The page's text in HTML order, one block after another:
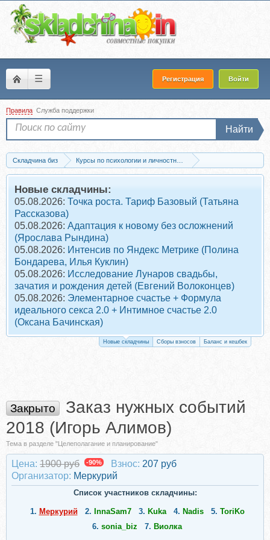
☰ Регистрация Войти
Правила Служба поддержки
Найти
Складчина биз
Курсы по психологии и личностному развитию
Целеполагание и планирование
Скачать Заказ нужных событий 2018
Новые складчины:
05.08.2026: Точка роста. Тариф Базовый (Татьяна
Рассказова)
05.08.2026: Адаптация к новому без осложнений
(Ярослава Рындина)
05.08.2026: Интенсив по Яндекс Метрике (Полина
Бондарева, Илья Куклин)
05.08.2026: Исследование Лунаров свадьбы,
зачатия и рождения детей (Евгений Волоконцев)
05.08.2026: Элементарное счастье + Формула
идеального секса 2.0 + Интимное счастье 2.0
(Оксана Бачинская)
Новые складчины Сборы взносов Баланс и кешбек
Закрыто
Заказ нужных событий
2018 (Игорь Алимов)
Тема в разделе "Целеполагание и планирование"
Цена: 1900 руб -90% Взнос: 207 руб
Организатор: Меркурий
Список участников складчины:
1. Меркурий 2. InnaSam7 3. Kuka 4. Nadis 5. ToriKo
6. sonia_biz 7. Виолка